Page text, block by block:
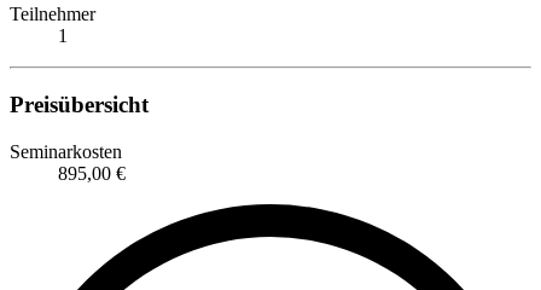
Teilnehmer
1
Preisübersicht
Seminarkosten
895,00 €